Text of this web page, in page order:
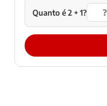
Quanto é 2 + 1?